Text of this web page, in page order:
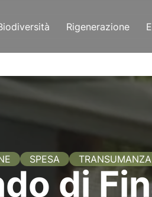
Rigenerazione
SPESA TRANSUMANZA
di